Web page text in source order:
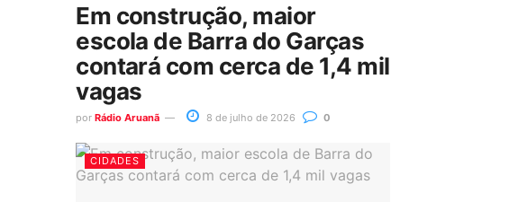
Em construção, maior
escola de Barra do Garças
contará com cerca de 1,4 mil
vagas
por Rádio Aruanã 8 de julho de 2026 0
CIDADES